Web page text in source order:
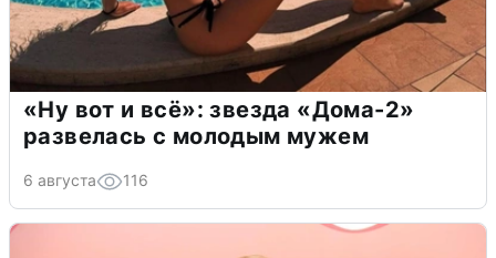
«Ну вот и всё»: звезда «Дома-2»
развелась с молодым мужем
6 августа 116